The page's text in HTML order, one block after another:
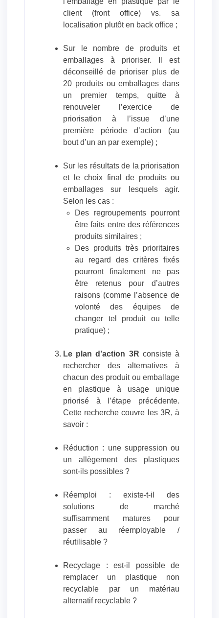
client (front office) vs. sa
localisation plutôt en back office ;
Sur le nombre de produits et
emballages à prioriser. Il est
déconseillé de prioriser plus de
20 produits ou emballages dans
un premier temps, quitte à
renouveler l’exercice de
priorisation à l’issue d’une
première période d’action (au
bout d’un an par exemple) ;
Sur les résultats de la priorisation
et le choix final de produits ou
emballages sur lesquels agir.
Selon les cas :
Des regroupements pourront
être faits entre des références
produits similaires ;
Des produits très prioritaires
au regard des critères fixés
pourront finalement ne pas
être retenus pour d’autres
raisons (comme l’absence de
volonté des équipes de
changer tel produit ou telle
pratique) ;
Le plan d’action 3R consiste à
rechercher des alternatives à
chacun des produit ou emballage
en plastique à usage unique
priorisé à l’étape précédente.
Cette recherche couvre les 3R, à
savoir :
Réduction : une suppression ou
un allègement des plastiques
sont-ils possibles ?
Réemploi : existe-t-il des
solutions de marché
suffisamment matures pour
passer au réemployable /
réutilisable ?
Recyclage : est-il possible de
remplacer un plastique non
recyclable par un matériau
alternatif recyclable ?